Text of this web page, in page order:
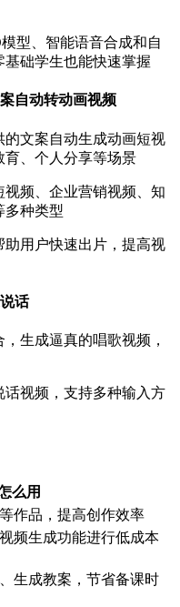
型、智能语音合成和自
础学生也能快速掌握
自动转动画视频
的文案自动生成动画短视
育、个人分享等场景
频、企业营销视频、知
多种类型
助用户快速出片，提高视
话
，生成逼真的唱歌视频，
话视频，支持多种输入方
么用
作品，提高创作效率
频生成功能进行低成本
生成教案，节省备课时